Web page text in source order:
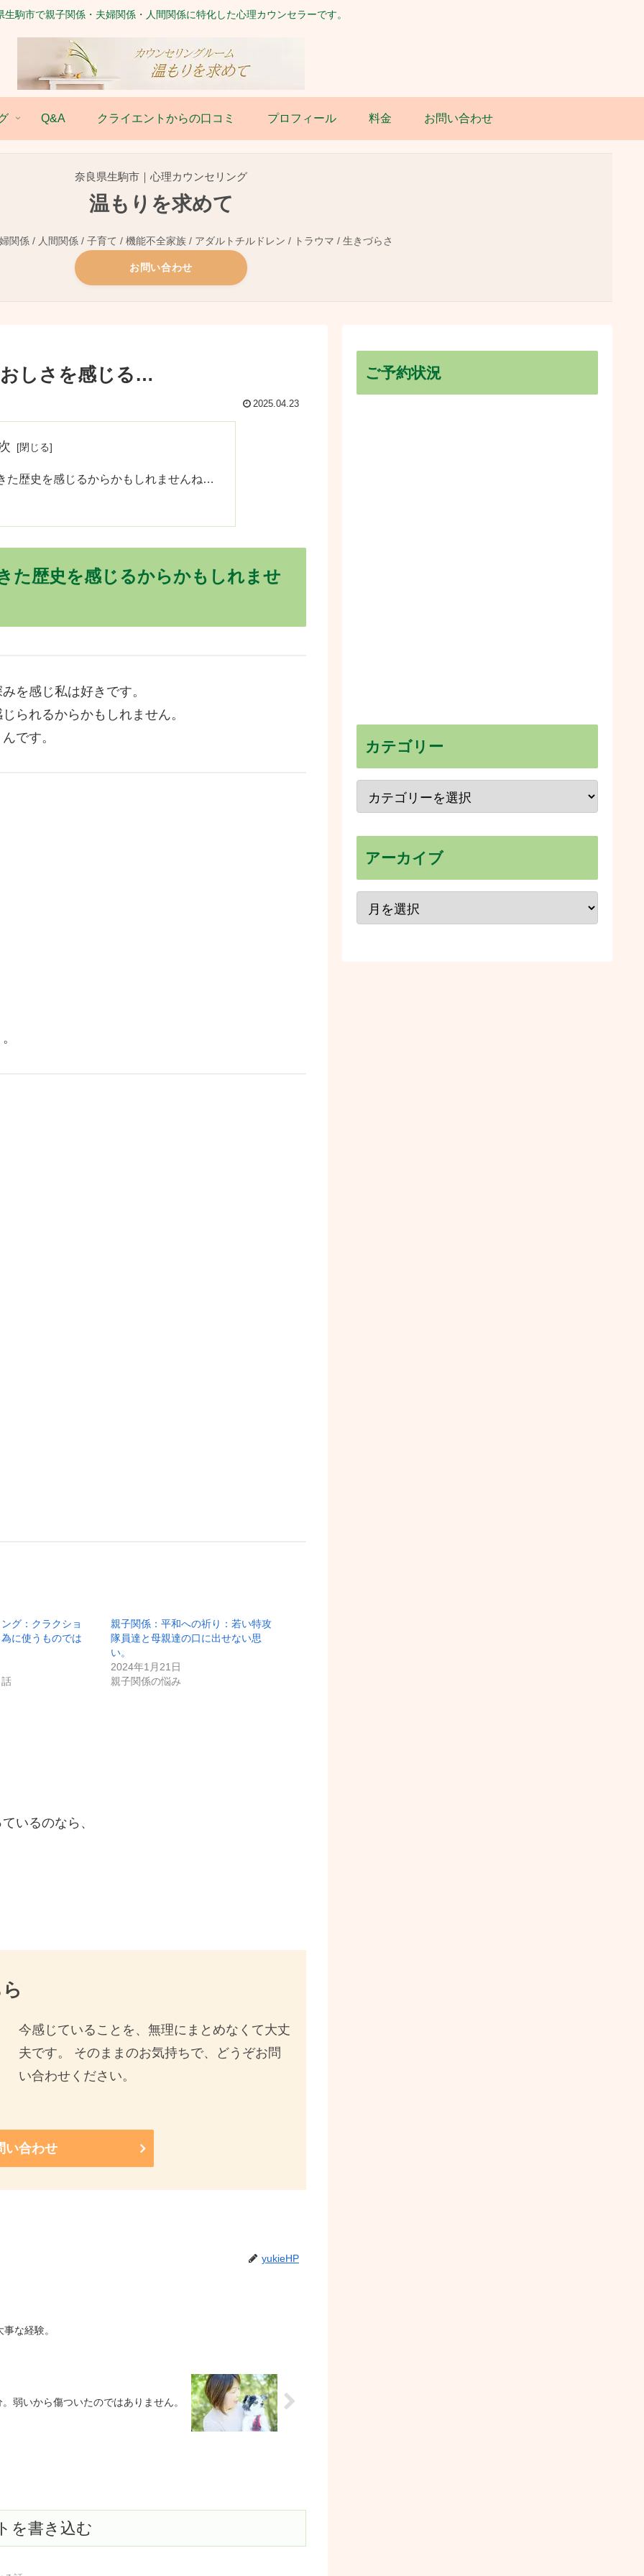
生駒市で親子関係・夫婦関係・人間関係に特化した心理カウンセラーです。
Q&A クライエントからの口コミ プロフィール 料金 お問い合わせ
奈良県生駒市｜心理カウンセリング
温もりを求めて
係 / 人間関係 / 子育て / 機能不全家族 / アダルトチルドレン / トラウマ / 生きづらさ
お問い合わせ
しさを感じる…
2025.04.23
た歴史を感じるからかもしれませんね…
た歴史を感じるからかもしれませ
を感じ私は好きです。
られるからかもしれません。
です。
グ：クラクショ
に使うものでは
親子関係：平和への祈り：若い特攻
隊員達と母親達の口に出せない思
い。
2024年1月21日
親子関係の悩み
いるのなら、
今感じていることを、無理にまとめなくて大丈
夫です。 そのままのお気持ちで、どうぞお問
い合わせください。
い合わせ
yukieHP
な経験。
弱いから傷ついたのではありません。
を書き込む
ご予約状況
カテゴリー
アーカイブ